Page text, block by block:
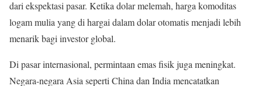
dari ekspektasi pasar. Ketika dolar melemah, harga komoditas
logam mulia yang di hargai dalam dolar otomatis menjadi lebih
menarik bagi investor global.
Di pasar internasional, permintaan emas fisik juga meningkat.
Negara-negara Asia seperti China dan India mencatatkan